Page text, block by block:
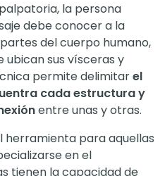
la persona
debe conocer a la
del cuerpo humano,
ubican sus vísceras y
permite delimitarel
cada estructura y
entre unas y otras.
herramienta para aquellas
en el
tienen la capacidad de